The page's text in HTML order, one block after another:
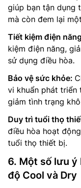
giúp bạn tận dụng
mà còn đem lại
Tiết kiệm điện
kiệm điện năng,
sử dụng điều hòa.
Bảo vệ sức khỏe:
vi khuẩn phát
giảm tình trạng
Duy trì tuổi thọ
điều hòa hoạt
tuổi thọ thiết bị.
6. Một số lưu ý
độ Cool và Dry